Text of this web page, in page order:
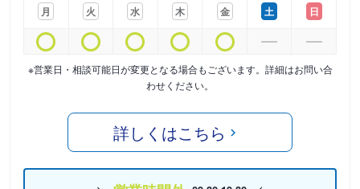
月
火
水
木
金
土
日
※営業日・相談可能日が変更となる場合もございます。詳細はお問い合
わせください。
詳しくはこちら